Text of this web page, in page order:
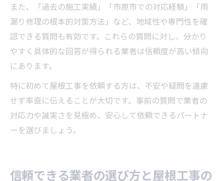
また、「過去の施工実績」「市原市での対応経験」「雨
漏り修理の根本的対策方法」など、地域性や専門性を確
認できる質問も有効です。これらの質問に対し、分かり
やすく具体的な回答が得られる業者は信頼度が高い傾向
にあります。
特に初めて屋根工事を依頼する方は、不安や疑問を遠慮
せず率直に伝えることが大切です。事前の質問で業者の
対応力や誠実さを見極め、安心して依頼できるパートナ
ーを選びましょう。
信頼できる業者の選び方と屋根工事の